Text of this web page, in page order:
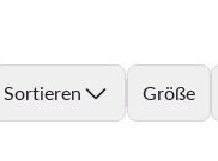
Sortieren Größe